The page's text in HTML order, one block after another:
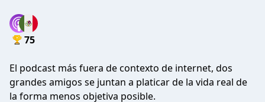
75
El podcast más fuera de contexto de internet, dos
grandes amigos se juntan a platicar de la vida real de
la forma menos objetiva posible.